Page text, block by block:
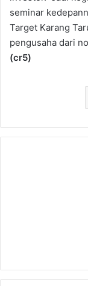
seminar
Target Karang
pengusaha dari
(cr5)